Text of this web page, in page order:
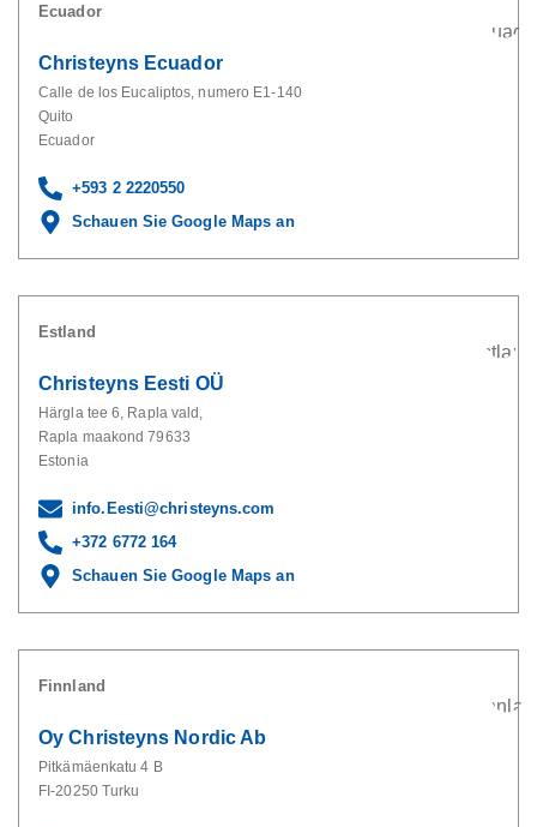
Ecuador
Christeyns Ecuador
Calle de los Eucaliptos, numero E1-140
Quito
Ecuador
+593 2 2220550
Schauen Sie Google Maps an
Estland
Christeyns Eesti OÜ
Härgla tee 6, Rapla vald,
Rapla maakond 79633
Estonia
info.Eesti@christeyns.com
+372 6772 164
Schauen Sie Google Maps an
Finnland
Oy Christeyns Nordic Ab
Pitkämäenkatu 4 B
FI-20250 Turku